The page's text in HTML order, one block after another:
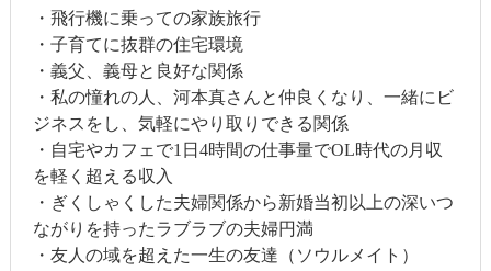
・飛行機に乗っての家族旅行
・子育てに抜群の住宅環境
・義父、義母と良好な関係
・私の憧れの人、河本真さんと仲良くなり、一緒にビ
ジネスをし、気軽にやり取りできる関係
・自宅やカフェで1日4時間の仕事量でOL時代の月収
を軽く超える収入
・ぎくしゃくした夫婦関係から新婚当初以上の深いつ
ながりを持ったラブラブの夫婦円満
・友人の域を超えた一生の友達（ソウルメイト）